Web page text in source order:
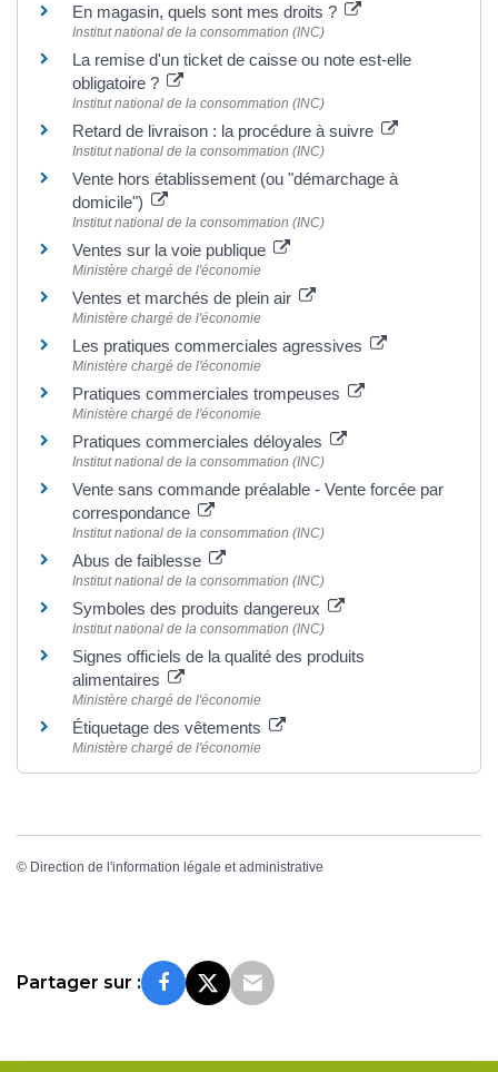
En magasin, quels sont mes droits ?
Institut national de la consommation (INC)
La remise d'un ticket de caisse ou note est-elle
obligatoire ?
Institut national de la consommation (INC)
Retard de livraison : la procédure à suivre
Institut national de la consommation (INC)
Vente hors établissement (ou "démarchage à
domicile")
Institut national de la consommation (INC)
Ventes sur la voie publique
Ministère chargé de l'économie
Ventes et marchés de plein air
Ministère chargé de l'économie
Les pratiques commerciales agressives
Ministère chargé de l'économie
Pratiques commerciales trompeuses
Ministère chargé de l'économie
Pratiques commerciales déloyales
Institut national de la consommation (INC)
Vente sans commande préalable - Vente forcée par
correspondance
Institut national de la consommation (INC)
Abus de faiblesse
Institut national de la consommation (INC)
Symboles des produits dangereux
Institut national de la consommation (INC)
Signes officiels de la qualité des produits
alimentaires
Ministère chargé de l'économie
Étiquetage des vêtements
Ministère chargé de l'économie
© Direction de l'information légale et administrative
Partager sur :